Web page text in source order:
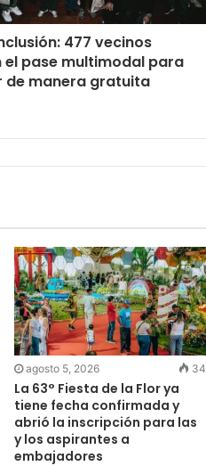
477 vecinos
el pase multimodal para
de manera gratuita
agosto 5, 2026 34
La 63° Fiesta de la Flor ya
tiene fecha confirmada y
abrió la inscripción para las
y los aspirantes a
embajadores